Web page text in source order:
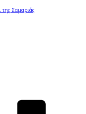
της Σαμαριάς